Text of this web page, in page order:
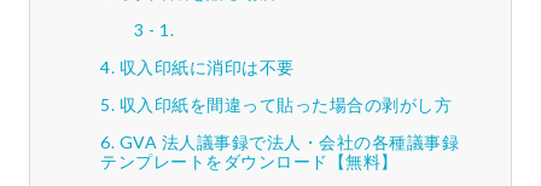
収入印紙に消印は不要
収入印紙を間違って貼った場合の剥がし方
GVA 法人議事録で法人・会社の各種議事録
テンプレートをダウンロード【無料】